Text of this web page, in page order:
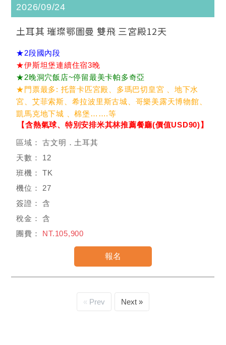
2026/09/24
土耳其 璀璨鄂圖曼 雙飛 三宮殿12天
★2段國內段
★伊斯坦堡連續住宿3晚
★2晚洞穴飯店~停留最美卡帕多奇亞
★門票最多: 托普卡匹宮殿、多瑪巴切皇宮 、地下水
宮、艾菲索斯、希拉波里斯古城、哥樂美露天博物館、
凱馬克地下城 、棉堡…….等
【含熱氣球、特別安排米其林推薦餐廳(價值USD90)】
古文明．土耳其
12
TK
27
含
含
NT.105,900
Prev Next